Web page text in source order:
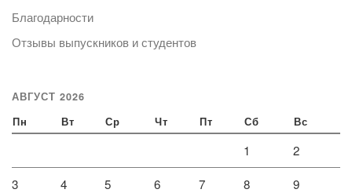
Благодарности
Отзывы выпускников и студентов
АВГУСТ 2026
Пн Вт Ср Чт Пт Сб Вс
1 2
3 4 5 6 7 8 9